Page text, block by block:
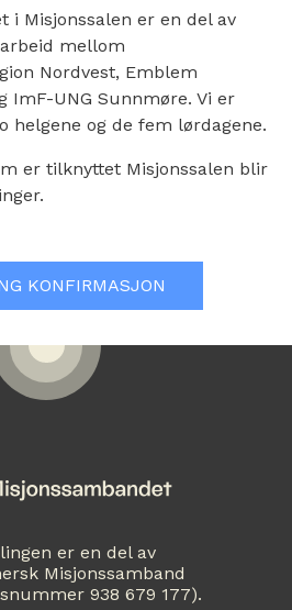
i Misjonssalen er en del av
mellom
Nordvest, Emblem
ImF-UNG Sunnmøre. Vi er
helgene og de fem lørdagene.
er tilknyttet Misjonssalen blir
KONFIRMASJON
er en del av
Misjonssamband
938 679 177).